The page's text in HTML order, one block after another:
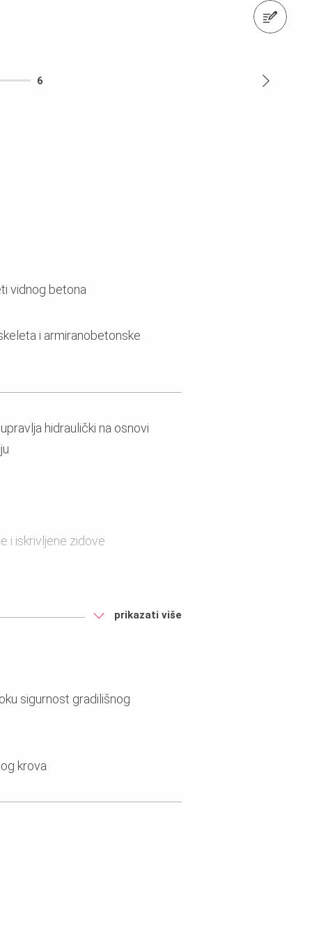
6
vidnog betona
i armiranobetonske
hidraulički na osnovi
i iskrivljene zidove
prikazati više
sigurnost gradilišnog
krova